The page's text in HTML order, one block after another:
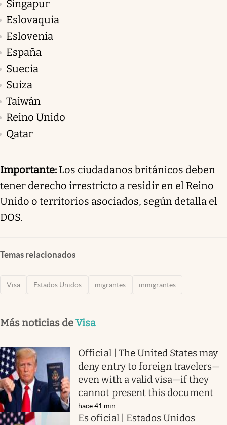
Singapur
Eslovaquia
Eslovenia
España
Suecia
Suiza
Taiwán
Reino Unido
Qatar
Importante: Los ciudadanos británicos deben
tener derecho irrestricto a residir en el Reino
Unido o territorios asociados, según detalla el
DOS.
Temas relacionados
Visa Estados Unidos migrantes inmigrantes
Más noticias deVisa
Official | The United States may
deny entry to foreign travelers—
even with a valid visa—if they
cannot present this document
hace 41 min
Es oficial | Estados Unidos